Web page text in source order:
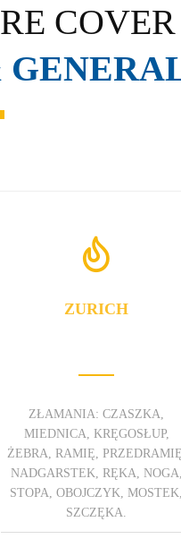
ZURICH
ZŁAMANIA: CZASZKA,
MIEDNICA, KRĘGOSŁUP,
ŻEBRA, RAMIĘ, PRZEDRAMIĘ,
NADGARSTEK, RĘKA, NOGA,
STOPA, OBOJCZYK, MOSTEK,
SZCZĘKA.